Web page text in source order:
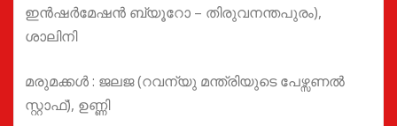
ഇൻഷർമേഷൻ ബ്യൂറോ – തിരുവനന്തപുരം),
ശാലിനി
മരുമക്കൾ : ജലജ (റവന്യു മന്ത്രിയുടെ പേഴ്സണൽ
സ്റ്റാഫ്), ഉണ്ണി